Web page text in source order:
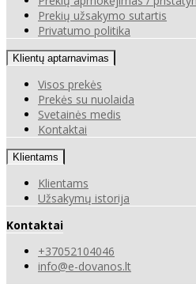
Prekių užsakymo sutartis
Privatumo politika
Klientų aptarnavimas
Visos prekės
Prekės su nuolaida
Svetainės medis
Kontaktai
Klientams
Klientams
Užsakymų istorija
Kontaktai
+37052104046
info@e-dovanos.lt